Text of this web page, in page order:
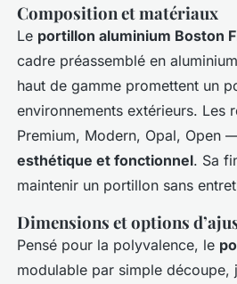
Composition et matériaux
Le portillon aluminium Boston
cadre préassemblé en
haut de gamme promettent un
environnements extérieurs.
Premium, Modern, Opal, Open
esthétique et fonctionnel. Sa
maintenir un portillon sans
Dimensions et options
Pensé pour la polyvalence, le
modulable par simple découpe,